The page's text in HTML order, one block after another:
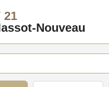
21
Nouveau